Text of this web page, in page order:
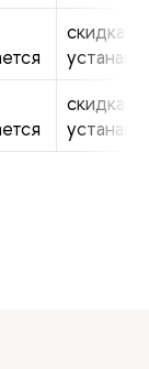
скидка
скидка